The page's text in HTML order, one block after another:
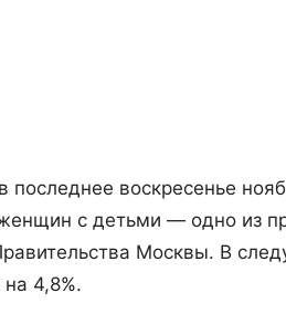
воскресенье
с детьми — одно из
Москвы. В
4,8%.